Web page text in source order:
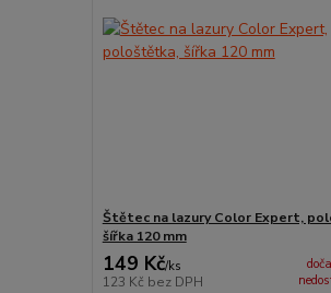
Štětec na lazury Color Expert,
šířka 120 mm
149 Kč/ks
123 Kč bez DPH